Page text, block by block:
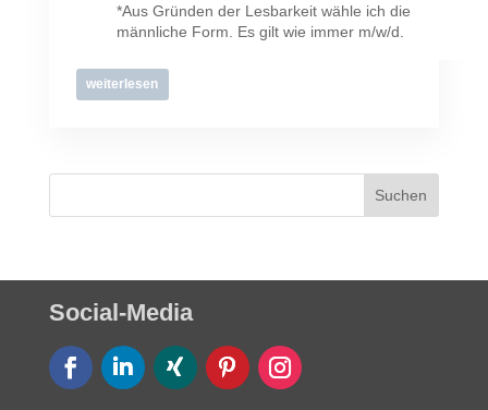
*Aus Gründen der Lesbarkeit wähle ich die
männliche Form. Es gilt wie immer m/w/d.
weiterlesen
Social-Media